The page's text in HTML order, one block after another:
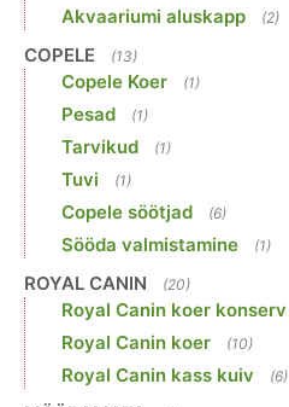
Akvaariumi aluskapp (2)
COPELE (13)
Copele Koer (1)
Pesad (1)
Tarvikud (1)
Tuvi (1)
Copele söötjad (6)
Sööda valmistamine (1)
ROYAL CANIN (20)
Royal Canin koer konserv
Royal Canin koer (10)
Royal Canin kass kuiv (6)